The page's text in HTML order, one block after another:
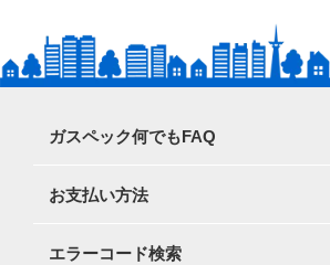
ガスペック何でもFAQ
お支払い方法
エラーコード検索